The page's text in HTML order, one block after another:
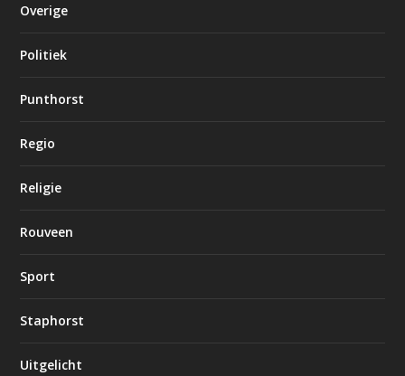
Overige
Politiek
Punthorst
Regio
Religie
Rouveen
Sport
Staphorst
Uitgelicht